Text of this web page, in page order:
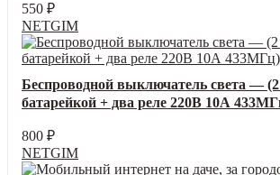
550 ₽
NETGIM
Беспроводной выключатель света —
батарейкой + два реле 220В 10А
800 ₽
NETGIM